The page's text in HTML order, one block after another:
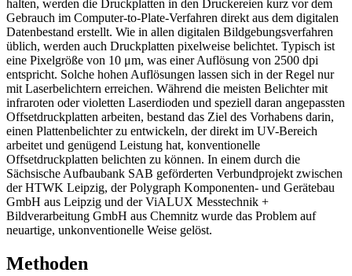
halten, werden die Druckplatten in den Druckereien kurz vor dem
Gebrauch im Computer-to-Plate-Verfahren direkt aus dem digitalen
Datenbestand erstellt. Wie in allen digitalen Bildgebungsverfahren
üblich, werden auch Druckplatten pixelweise belichtet. Typisch ist
eine Pixelgröße von 10 μm, was einer Auflösung von 2500 dpi
entspricht. Solche hohen Auflösungen lassen sich in der Regel nur
mit Laserbelichtern erreichen. Während die meisten Belichter mit
infraroten oder violetten Laserdioden und speziell daran angepassten
Offsetdruckplatten arbeiten, bestand das Ziel des Vorhabens darin,
einen Plattenbelichter zu entwickeln, der direkt im UV-Bereich
arbeitet und genügend Leistung hat, konventionelle
Offsetdruckplatten belichten zu können. In einem durch die
Sächsische Aufbaubank SAB geförderten Verbundprojekt zwischen
der HTWK Leipzig, der Polygraph Komponenten- und Gerätebau
GmbH aus Leipzig und der ViALUX Messtechnik +
Bildverarbeitung GmbH aus Chemnitz wurde das Problem auf
neuartige, unkonventionelle Weise gelöst.
Methoden